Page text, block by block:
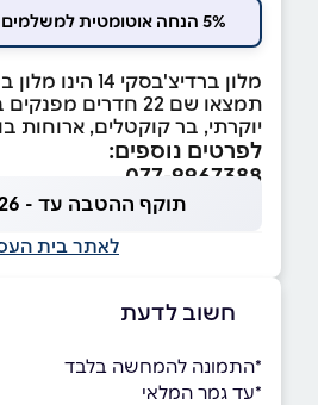
5% הנחה אוטומטית למשלמים בכרטיס המועדון
מלון ברדיצ'בסקי 14 הינו מלון בוטיק בתל אביב.
תמצאו שם 22 חדרים
יוקרתי, בר קוקטלים, ארוחות
לפרטים נוספים:
077-9967388
תוקף ההטבה עד - 07.09.2026
לאתר בית
חשוב לדעת
*התמונה להמחשה בלבד
*עד גמר המלאי